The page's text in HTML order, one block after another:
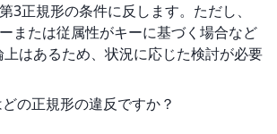
3正規形の条件に反します。ただし、
または従属性がキーに基づく場合など
はあるため、状況に応じた検討が必要
の正規形の違反ですか？